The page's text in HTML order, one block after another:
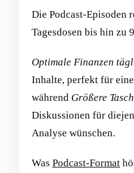
Die Podcast-Episoden
Tagesdosen bis hin zu
Optimale Finanzen
Inhalte, perfekt für
während Größere
Diskussionen für
Analyse wünschen.
Was Podcast-Format